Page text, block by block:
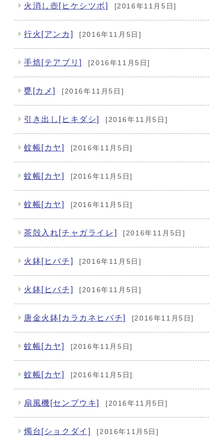
火消し壺[ヒケシツボ] [2016年11月5日]
行火[アンカ] [2016年11月5日]
手焙[テアブリ] [2016年11月5日]
甕[カメ] [2016年11月5日]
引き出し[ヒキダシ] [2016年11月5日]
蚊帳[カヤ] [2016年11月5日]
蚊帳[カヤ] [2016年11月5日]
蚊帳[カヤ] [2016年11月5日]
茶殻入れ[チャガライレ] [2016年11月5日]
火鉢[ヒバチ] [2016年11月5日]
火鉢[ヒバチ] [2016年11月5日]
唐金火鉢[カラカネヒバチ] [2016年11月5日]
蚊帳[カヤ] [2016年11月5日]
蚊帳[カヤ] [2016年11月5日]
扇風機[センプウキ] [2016年11月5日]
燭台[ショクダイ] [2016年11月5日]